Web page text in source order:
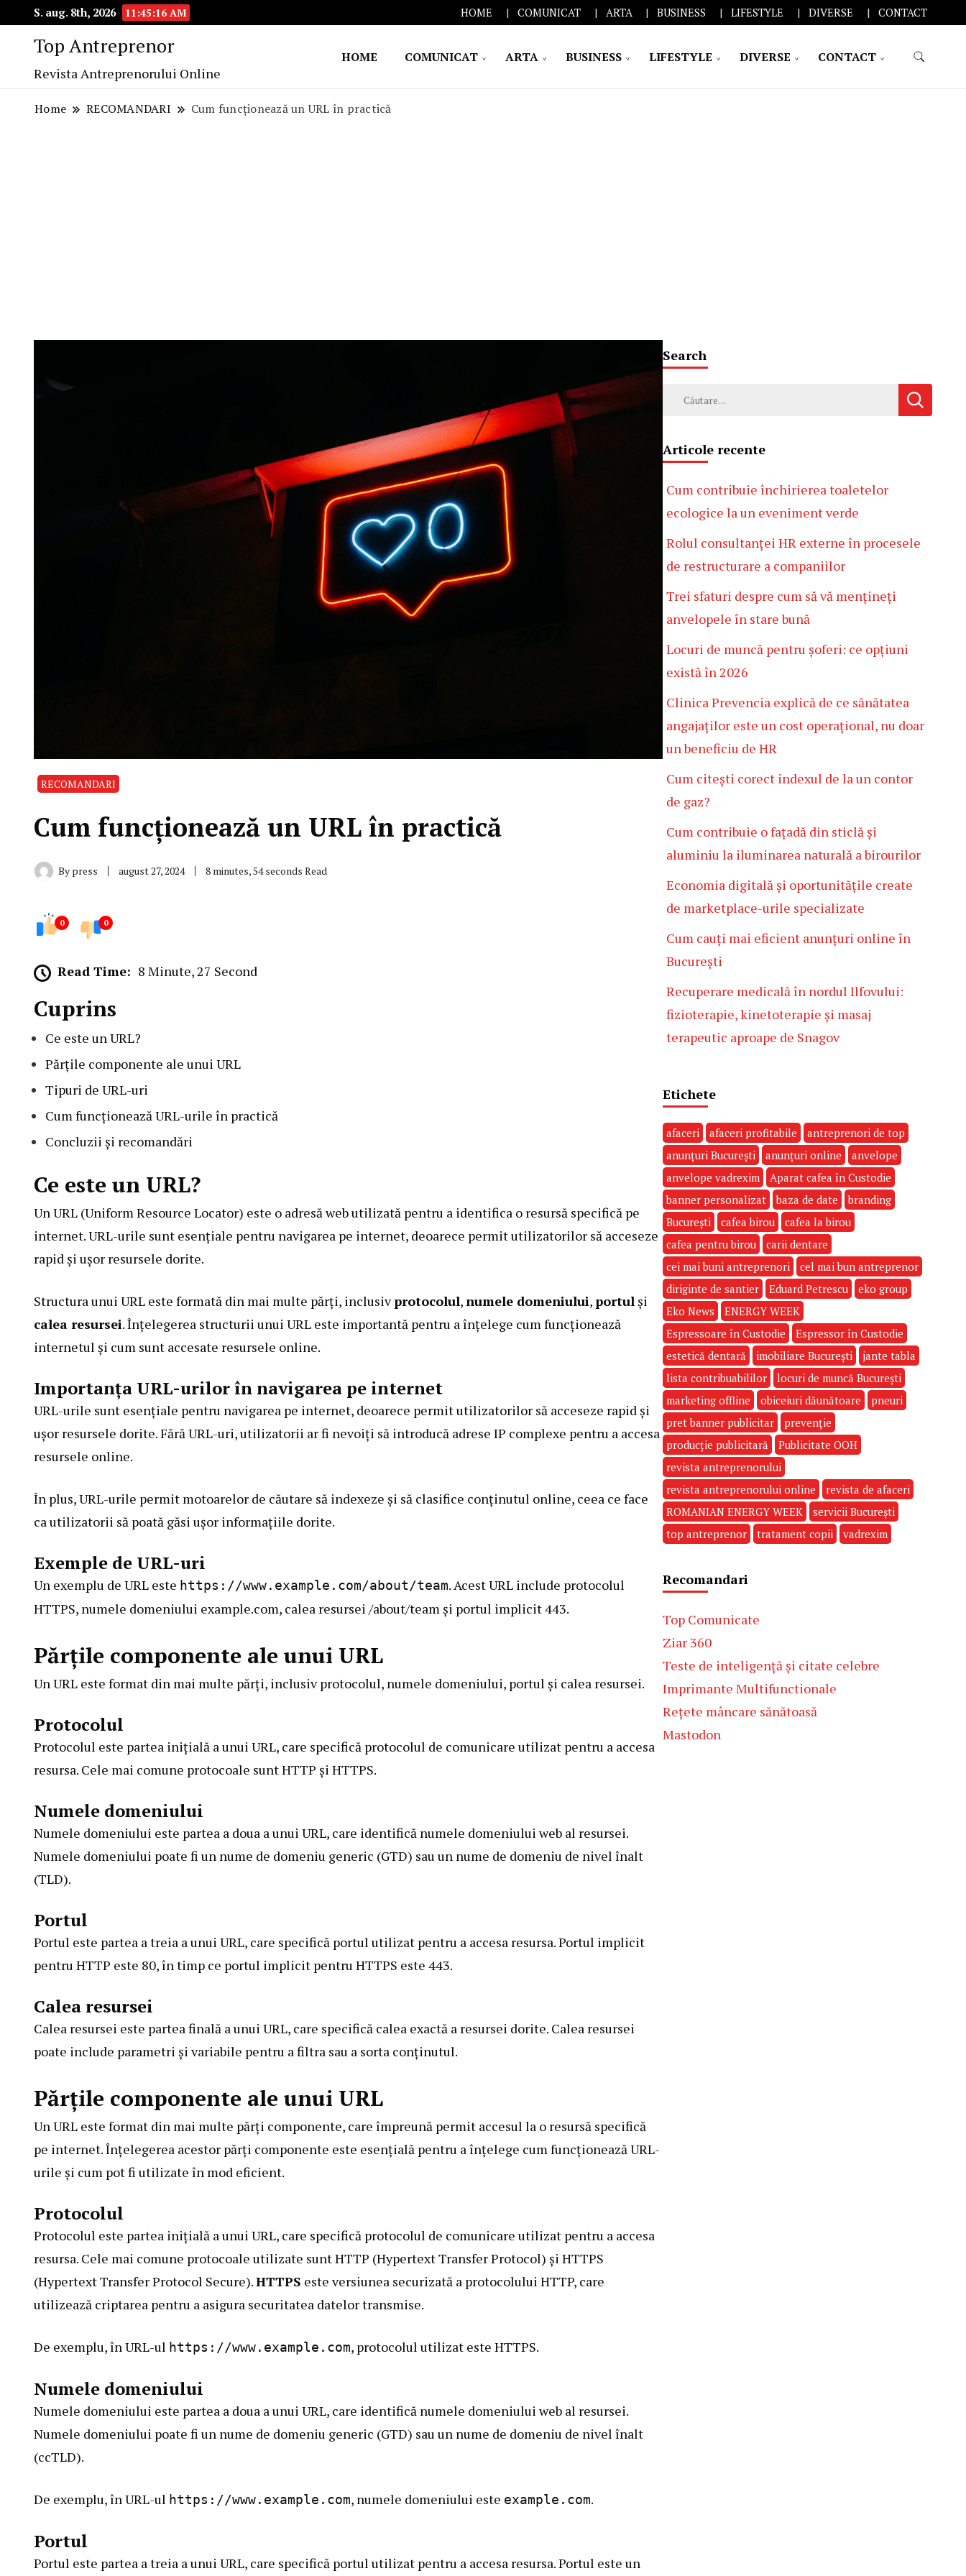
S. aug. 8th, 2026 11:45:17 AM HOME COMUNICAT ARTA BUSINESS LIFESTYLE DIVERSE CONTACT
Top Antreprenor
Revista Antreprenorului Online
HOME COMUNICAT ARTA BUSINESS LIFESTYLE DIVERSE CONTACT
Home RECOMANDARI Cum funcționează un URL în practică
RECOMANDARI
Cum funcționează un URL în practică
By press august 27, 2024 8 minutes, 54 seconds Read
0 0
Read Time: 8 Minute, 27 Second
Cuprins
Ce este un URL?
Părțile componente ale unui URL
Tipuri de URL-uri
Cum funcționează URL-urile în practică
Concluzii și recomandări
Ce este un URL?
Un URL (Uniform Resource Locator) este o adresă web utilizată pentru a identifica o resursă specifică pe
internet. URL-urile sunt esențiale pentru navigarea pe internet, deoarece permit utilizatorilor să acceseze
rapid și ușor resursele dorite.
Structura unui URL este formată din mai multe părți, inclusivprotocolul,numele domeniului,portul și
calea resursei. Înțelegerea structurii unui URL este importantă pentru a înțelege cum funcționează
internetul și cum sunt accesate resursele online.
Importanța URL-urilor în navigarea pe internet
URL-urile sunt esențiale pentru navigarea pe internet, deoarece permit utilizatorilor să acceseze rapid și
ușor resursele dorite. Fără URL-uri, utilizatorii ar fi nevoiți să introducă adrese IP complexe pentru a accesa
resursele online.
În plus, URL-urile permit motoarelor de căutare să indexeze și să clasifice conținutul online, ceea ce face
ca utilizatorii să poată găsi ușor informațiile dorite.
Exemple de URL-uri
Un exemplu de URL este https://www.example.com/about/team. Acest URL include protocolul
HTTPS, numele domeniului example.com, calea resursei /about/team și portul implicit 443.
Părțile componente ale unui URL
Un URL este format din mai multe părți, inclusiv protocolul, numele domeniului, portul și calea resursei.
Protocolul
Protocolul este partea inițială a unui URL, care specifică protocolul de comunicare utilizat pentru a accesa
resursa. Cele mai comune protocoale sunt HTTP și HTTPS.
Numele domeniului
Numele domeniului este partea a doua a unui URL, care identifică numele domeniului web al resursei.
Numele domeniului poate fi un nume de domeniu generic (GTD) sau un nume de domeniu de nivel înalt
(TLD).
Portul
Portul este partea a treia a unui URL, care specifică portul utilizat pentru a accesa resursa. Portul implicit
pentru HTTP este 80, în timp ce portul implicit pentru HTTPS este 443.
Calea resursei
Calea resursei este partea finală a unui URL, care specifică calea exactă a resursei dorite. Calea resursei
poate include parametri și variabile pentru a filtra sau a sorta conținutul.
Părțile componente ale unui URL
Un URL este format din mai multe părți componente, care împreună permit accesul la o resursă specifică
pe internet. Înțelegerea acestor părți componente este esențială pentru a înțelege cum funcționează URL-
urile și cum pot fi utilizate în mod eficient.
Protocolul
Protocolul este partea inițială a unui URL, care specifică protocolul de comunicare utilizat pentru a accesa
resursa. Cele mai comune protocoale utilizate sunt HTTP (Hypertext Transfer Protocol) și HTTPS
(Hypertext Transfer Protocol Secure).HTTPS este versiunea securizată a protocolului HTTP, care
utilizează criptarea pentru a asigura securitatea datelor transmise.
De exemplu, în URL-ul https://www.example.com, protocolul utilizat este HTTPS.
Numele domeniului
Numele domeniului este partea a doua a unui URL, care identifică numele domeniului web al resursei.
Numele domeniului poate fi un nume de domeniu generic (GTD) sau un nume de domeniu de nivel înalt
(ccTLD).
De exemplu, în URL-ul https://www.example.com, numele domeniului este example.com.
Portul
Portul este partea a treia a unui URL, care specifică portul utilizat pentru a accesa resursa. Portul este un
Search
Caută
Articole recente
Cum contribuie închirierea toaletelor
ecologice la un eveniment verde
Rolul consultanței HR externe în procesele
de restructurare a companiilor
Trei sfaturi despre cum să vă mențineți
anvelopele în stare bună
Locuri de muncă pentru șoferi: ce opțiuni
există în 2026
Clinica Prevencia explică de ce sănătatea
angajaților este un cost operațional, nu doar
un beneficiu de HR
Cum citești corect indexul de la un contor
de gaz?
Cum contribuie o fațadă din sticlă și
aluminiu la iluminarea naturală a birourilor
Economia digitală și oportunitățile create
de marketplace-urile specializate
Cum cauți mai eficient anunțuri online în
București
Recuperare medicală în nordul Ilfovului:
fizioterapie, kinetoterapie și masaj
terapeutic aproape de Snagov
Etichete
afaceri afaceri profitabile
antreprenori de top
anunțuri București
anunțuri online
anvelope
anvelope vadrexim
Aparat cafea în Custodie
banner personalizat
baza de date
branding
București
cafea birou
cafea la birou
cafea pentru birou
carii dentare
cei mai buni antreprenori
cel mai bun antreprenor
diriginte de santier
Eduard Petrescu
eko group
Eko News
ENERGY WEEK
Espressoare în Custodie
Espressor în Custodie
estetică dentară
imobiliare București
jante tabla
lista contribuabililor
locuri de muncă București
marketing offline
obiceiuri dăunătoare
pneuri
pret banner publicitar
prevenție
producție publicitară
Publicitate OOH
revista antreprenorului
revista antreprenorului online
revista de afaceri
ROMANIAN ENERGY WEEK
servicii București
top antreprenor
tratament copii vadrexim
Recomandari
Top Comunicate
Ziar 360
Teste de inteligență și citate celebre
Imprimante Multifunctionale
Rețete mâncare sănătoasă
Mastodon